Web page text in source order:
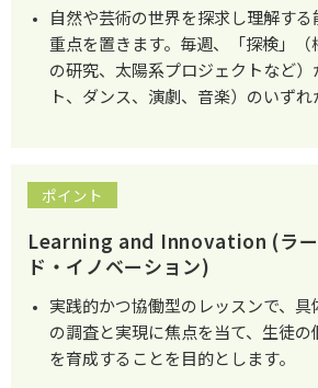
自然や芸術の世界を探求し理解す
重点を置きます。毎週、「探検」
の研究、太陽系プロジェクトなど）
ト、ダンス、演劇、音楽）のいずれ
ポイント
Learning and Innovation (ラー
ド・イノベーション)
実践的かつ協働型のレッスンで、具
の調査と実現に焦点を当て、生徒の
を育成することを目的とします。